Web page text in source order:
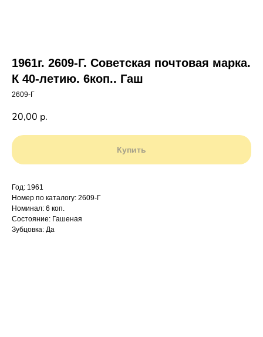
1961г. 2609-Г. Советская почтовая марка.
К 40-летию. 6коп.. Гаш
2609-Г
20,00 р.
Купить
Год: 1961
Номер по каталогу: 2609-Г
Номинал: 6 коп.
Состояние: Гашеная
Зубцовка: Да